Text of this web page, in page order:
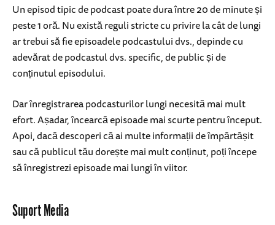
Un episod tipic de podcast poate dura între 20 de minute și
peste 1 oră. Nu există reguli stricte cu privire la cât de lungi
ar trebui să fie episoadele podcastului dvs., depinde cu
adevărat de podcastul dvs. specific, de public și de
conținutul episodului.
Dar înregistrarea podcasturilor lungi necesită mai mult
efort. Așadar, încearcă episoade mai scurte pentru început.
Apoi, dacă descoperi că ai multe informații de împărtășit
sau că publicul tău dorește mai mult conținut, poți începe
să înregistrezi episoade mai lungi în viitor.
Suport Media